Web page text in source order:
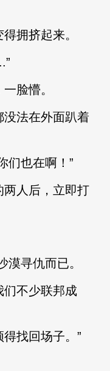
拥挤起来。
脸懵。
法在外面趴着
也在啊！”
人后，立即打
寻仇而已。
不少联邦成
找回场子。”